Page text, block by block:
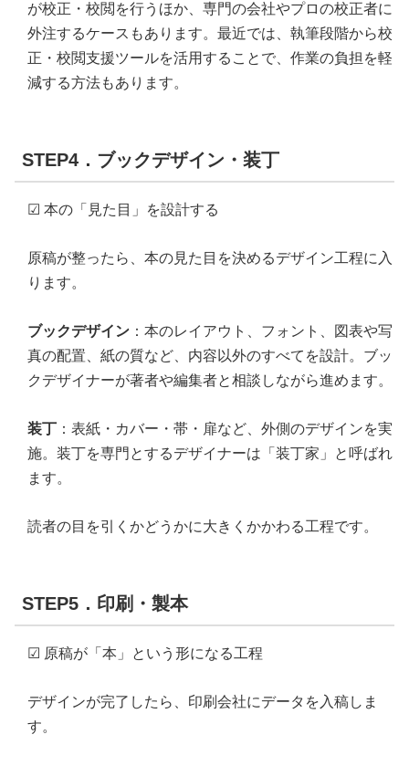
が校正・校閲を行うほか、専門の会社やプロの校正者に
外注するケースもあります。最近では、執筆段階から校
正・校閲支援ツールを活用することで、作業の負担を軽
減する方法もあります。
STEP4．ブックデザイン・装丁
☑ 本の「見た目」を設計する
原稿が整ったら、本の見た目を決めるデザイン工程に入
ります。
ブックデザイン ：本のレイアウト、フォント、図表や写
真の配置、紙の質など、内容以外のすべてを設計。ブッ
クデザイナーが著者や編集者と相談しながら進めます。
装丁 ：表紙・カバー・帯・扉など、外側のデザインを実
施。装丁を専門とするデザイナーは「装丁家」と呼ばれ
ます。
読者の目を引くかどうかに大きくかかわる工程です。
STEP5．印刷・製本
☑ 原稿が「本」という形になる工程
デザインが完了したら、印刷会社にデータを入稿しま
す。